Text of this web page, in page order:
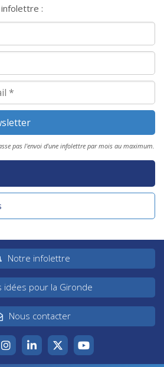
:
pas l'envoi d'une infolettre par mois au maximum.
Notre infolettre
idées pour la Gironde
Nous contacter